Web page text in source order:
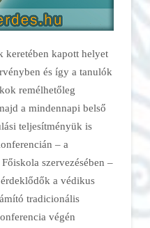
keretében kapott helyet
és így a tanulók
remélhetőleg
a mindennapi belső
teljesítményük is
– a
szervezésében –
a védikus
tradicionális
végén